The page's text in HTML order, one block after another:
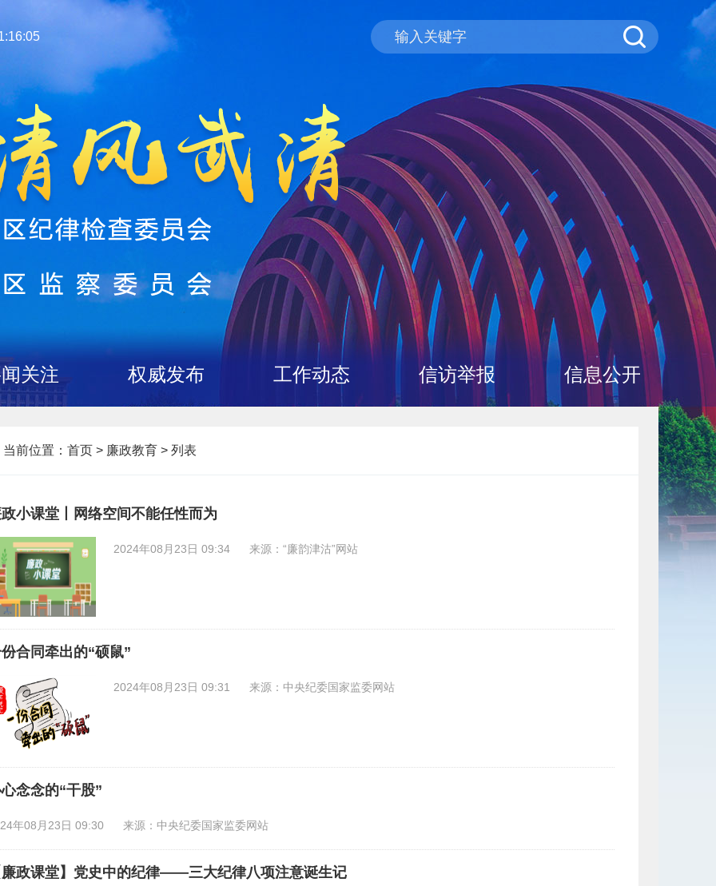
关注 权威发布 工作动态 信访举报 信息公开
当前位置： 首页 > 廉政教育 > 列表
小课堂丨网络空间不能任性而为
2024年08月23日 09:34 来源：“廉韵津沽”网站
合同牵出的“硕鼠”
2024年08月23日 09:31 来源：中央纪委国家监委网站
念念的“干股”
年08月23日 09:30 来源：中央纪委国家监委网站
政课堂】党史中的纪律——三大纪律八项注意诞生记